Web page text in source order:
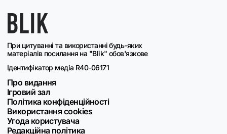
При цитуванні та використанні будь-яких
матеріалів посилання на "Blik" обов'язкове
Ідентифікатор медіа R40-06171
Про видання
Ігровий зал
Політика конфіденційності
Використання cookies
Угода користувача
Редакційна політика